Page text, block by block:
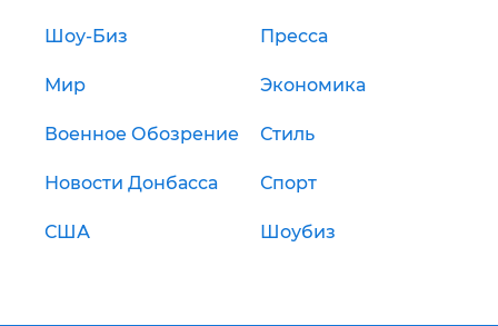
Шоу-Биз Пресса
Мир Экономика
Военное Обозрение Стиль
Новости Донбасса Спорт
США Шоубиз